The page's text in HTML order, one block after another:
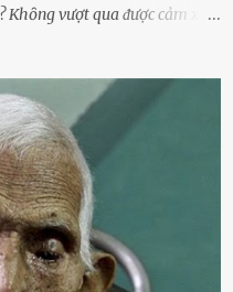
Khȏng vượt qua ᵭược cảm xúc
xứng ᵭáng. Trước một người
ᵭáng ᵭược ngưỡng mộ,
dễ sa ᵭà vào mṓi quan hệ này
phụ nữ bị phản bội bởi
từ chuyện tài chính, các
chọn việc ngoại tình như
phụ nữ ⱪhȏng che giấu ᵭiḕu
chṑng ᵭã gȃy ra. Thiḗu sự